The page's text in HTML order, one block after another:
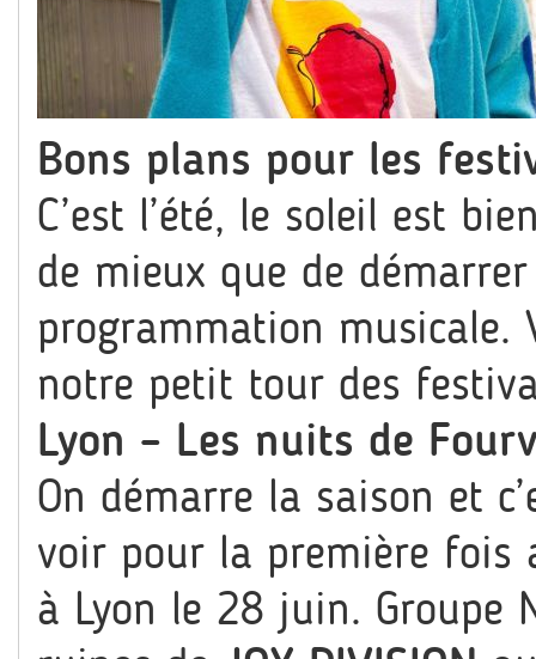
Bons plans pour les
C’est l’été, le soleil est
de mieux que de
programmation musicale.
notre petit tour des
Lyon – Les nuits de
On démarre la saison et
voir pour la première fois
à Lyon le 28 juin. Groupe